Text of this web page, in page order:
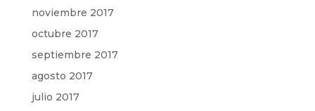
noviembre 2017
octubre 2017
septiembre 2017
agosto 2017
julio 2017